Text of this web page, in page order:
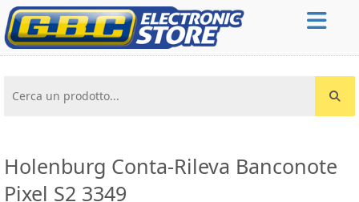
Cerca un prodotto...
Holenburg Conta-Rileva Banconote
Pixel S2 3349